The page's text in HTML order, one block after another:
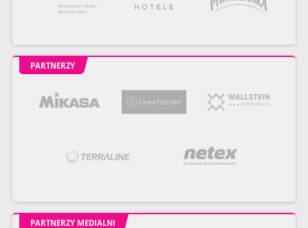
PARTNERZY
PARTNERZY MEDIALNI